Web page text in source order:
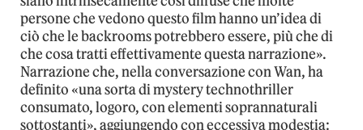
persone che vedono questo film hanno un’idea di
ciò che le backrooms potrebbero essere, più che di
che cosa tratti effettivamente questa narrazione».
Narrazione che, nella conversazione con Wan, ha
definito «una sorta di mystery technothriller
consumato, logoro, con elementi soprannaturali
sottostanti», aggiungendo con eccessiva modestia: